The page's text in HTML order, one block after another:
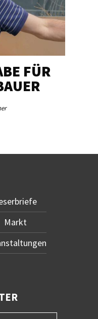
FÜR
Markt